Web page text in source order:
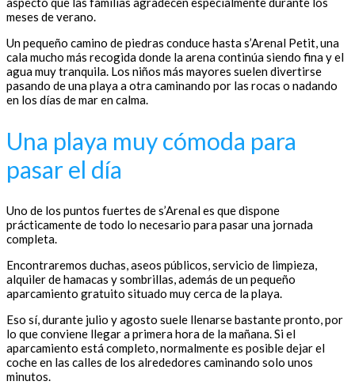
meses de verano.
Un pequeño camino de piedras conduce hasta s’Arenal Petit, una
cala mucho más recogida donde la arena continúa siendo fina y el
agua muy tranquila. Los niños más mayores suelen divertirse
pasando de una playa a otra caminando por las rocas o nadando
en los días de mar en calma.
Una playa muy cómoda para
pasar el día
Uno de los puntos fuertes de s’Arenal es que dispone
prácticamente de todo lo necesario para pasar una jornada
completa.
Encontraremos duchas, aseos públicos, servicio de limpieza,
alquiler de hamacas y sombrillas, además de un pequeño
aparcamiento gratuito situado muy cerca de la playa.
Eso sí, durante julio y agosto suele llenarse bastante pronto, por
lo que conviene llegar a primera hora de la mañana. Si el
aparcamiento está completo, normalmente es posible dejar el
coche en las calles de los alrededores caminando solo unos
minutos.